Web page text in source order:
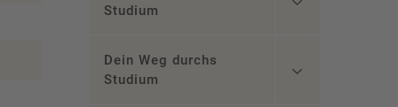
Studium
Dein Weg durchs
Studium